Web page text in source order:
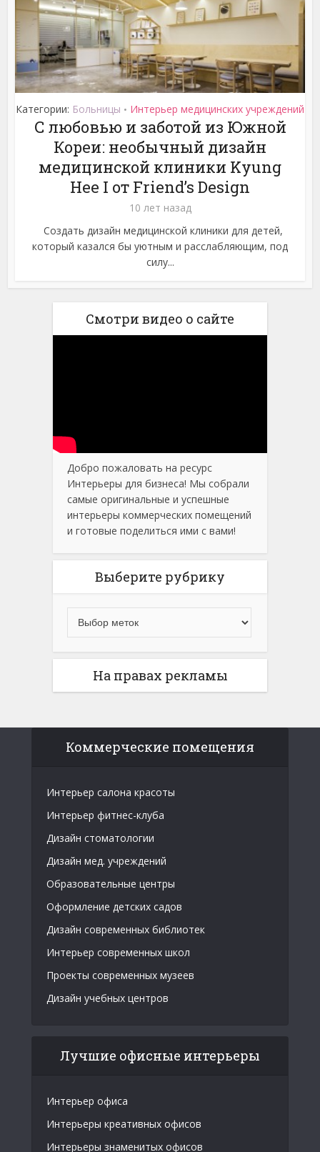
Категории: Больницы • Интерьер медицинских учреждений
С любовью и заботой из Южной
Кореи: необычный дизайн
медицинской клиники Kyung
Hee I от Friend’s Design
10 лет назад
Создать дизайн медицинской клиники для детей,
который казался бы уютным и расслабляющим, под
силу...
Смотри видео о сайте
Добро пожаловать на ресурс
Интерьеры для бизнеса! Мы собрали
самые оригинальные и успешные
интерьеры коммерческих помещений
и готовые поделиться ими с вами!
Выберите рубрику
На правах рекламы
Коммерческие помещения
Интерьер салона красоты
Интерьер фитнес-клуба
Дизайн стоматологии
Дизайн мед. учреждений
Образовательные центры
Оформление детских садов
Дизайн современных библиотек
Интерьер современных школ
Проекты современных музеев
Дизайн учебных центров
Лучшие офисные интерьеры
Интерьер офиса
Интерьеры креативных офисов
Интерьеры знаменитых офисов